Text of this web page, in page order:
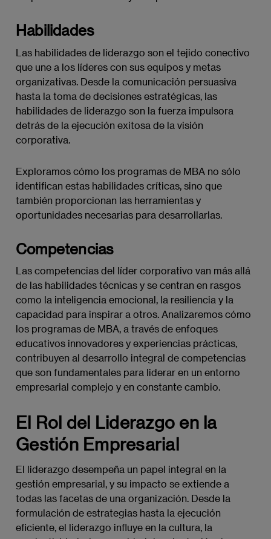
Habilidades
Las habilidades de liderazgo son el tejido conectivo
que une a los líderes con sus equipos y metas
organizativas. Desde la comunicación persuasiva
hasta la toma de decisiones estratégicas, las
habilidades de liderazgo son la fuerza impulsora
detrás de la ejecución exitosa de la visión
corporativa.
Exploramos cómo los programas de MBA no sólo
identifican estas habilidades críticas, sino que
también proporcionan las herramientas y
oportunidades necesarias para desarrollarlas.
Competencias
Las competencias del líder corporativo van más allá
de las habilidades técnicas y se centran en rasgos
como la inteligencia emocional, la resiliencia y la
capacidad para inspirar a otros. Analizaremos cómo
los programas de MBA, a través de enfoques
educativos innovadores y experiencias prácticas,
contribuyen al desarrollo integral de competencias
que son fundamentales para liderar en un entorno
empresarial complejo y en constante cambio.
El Rol del Liderazgo en la
Gestión Empresarial
El liderazgo desempeña un papel integral en la
gestión empresarial, y su impacto se extiende a
todas las facetas de una organización. Desde la
formulación de estrategias hasta la ejecución
eficiente, el liderazgo influye en la cultura, la